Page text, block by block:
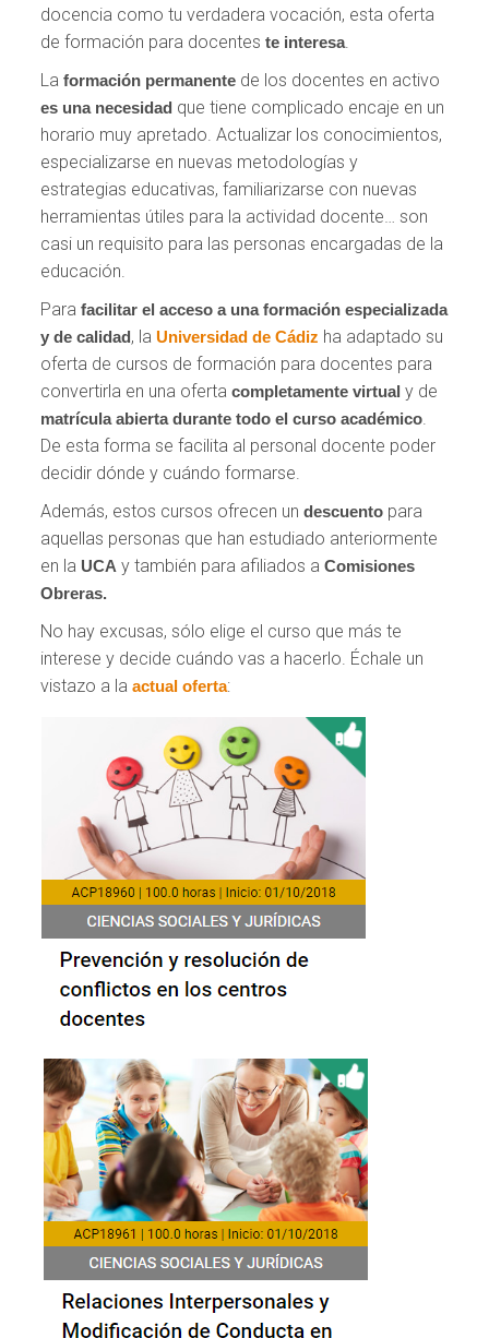
docencia como tu verdadera vocación, esta oferta
de formación para docentes te interesa.
Laformación permanente de los docentes en activo
es una necesidad que tiene complicado encaje en un
horario muy apretado. Actualizar los conocimientos,
especializarse en nuevas metodologías y
estrategias educativas, familiarizarse con nuevas
herramientas útiles para la actividad docente… son
casi un requisito para las personas encargadas de la
educación.
Parafacilitar el acceso a una formación especializada
y de calidad, laUniversidad de Cádiz ha adaptado su
oferta de cursos de formación para docentes para
convertirla en una ofertacompletamente virtual y de
matrícula abierta durante todo el curso académico.
De esta forma se facilita al personal docente poder
decidir dónde y cuándo formarse.
Además, estos cursos ofrecen undescuento para
aquellas personas que han estudiado anteriormente
en la UCA y también para afiliados aComisiones
Obreras.
No hay excusas, sólo elige el curso que más te
interese y decide cuándo vas a hacerlo. Échale un
vistazo a laactual oferta: